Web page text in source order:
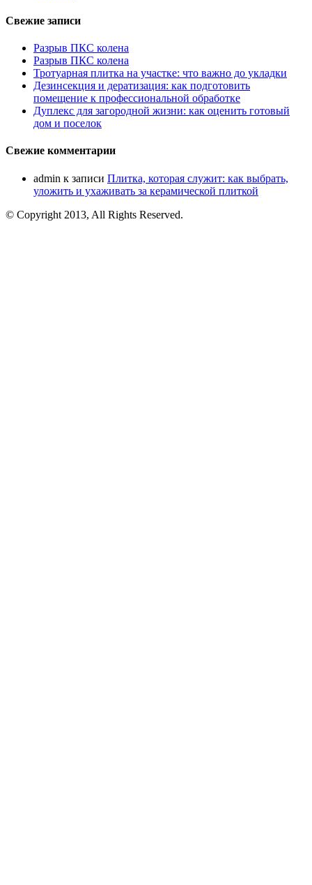
Свежие записи
Разрыв ПКС колена
Разрыв ПКС колена
Тротуарная плитка на участке: что важно до укладки
Дезинсекция и дератизация: как подготовить
помещение к профессиональной обработке
Дуплекс для загородной жизни: как оценить готовый
дом и поселок
Свежие комментарии
admin к записи Плитка, которая служит: как выбрать,
уложить и ухаживать за керамической плиткой
© Copyright 2013, All Rights Reserved.